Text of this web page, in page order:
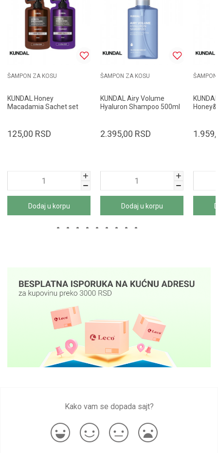
ŠAMPON ZA KOSU
KUNDAL Honey
Macadamia Sachet set
Cherry Blossom
125,00 RSD
Dodaj u korpu
ŠAMPON ZA KOSU
KUNDAL Airy Volume
Hyaluron Shampoo 500ml
2.395,00 RSD
Dodaj u korpu
KUNDAL
Kako vam se dopada sajt?